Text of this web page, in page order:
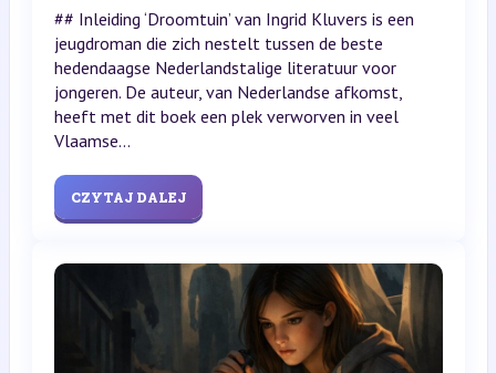
## Inleiding ‘Droomtuin’ van Ingrid Kluvers is een
jeugdroman die zich nestelt tussen de beste
hedendaagse Nederlandstalige literatuur voor
jongeren. De auteur, van Nederlandse afkomst,
heeft met dit boek een plek verworven in veel
Vlaamse...
CZYTAJ DALEJ